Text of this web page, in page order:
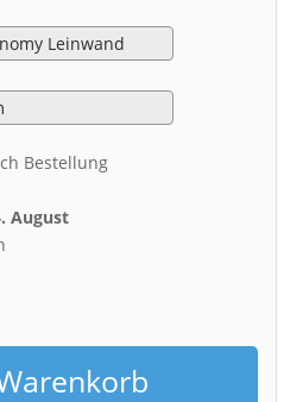
Bestellung
August